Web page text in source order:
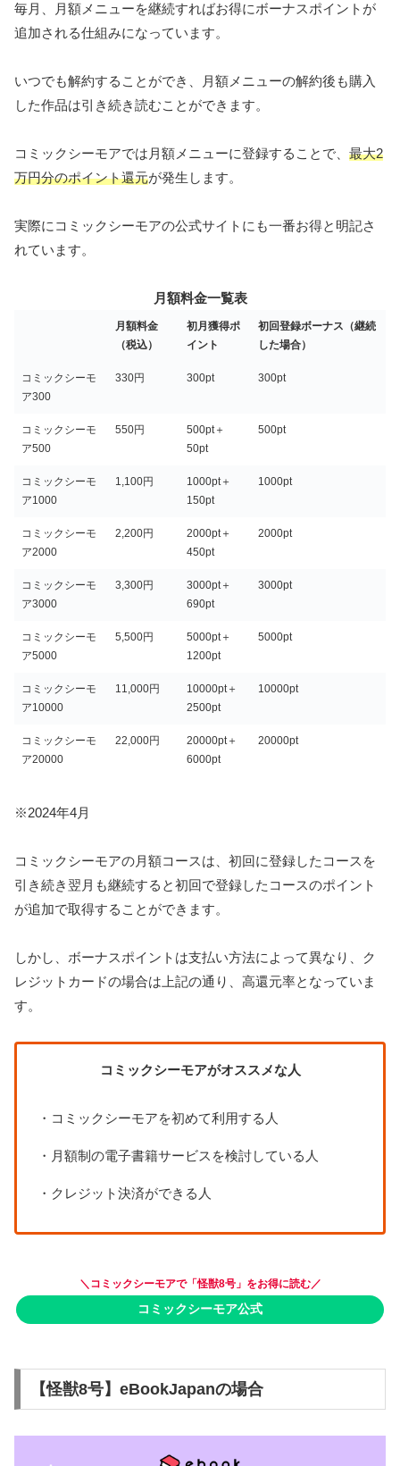
毎月、月額メニューを継続すればお得にボーナスポイントが
追加される仕組みになっています。
いつでも解約することができ、月額メニューの解約後も購入
した作品は引き続き読むことができます。
コミックシーモアでは月額メニューに登録することで、 最大2
万円分のポイント還元が発生します。
実際にコミックシーモアの公式サイトにも一番お得と明記さ
れています。
月額料金一覧表
月額料金
（税込）
初月獲得ポ
イント
初回登録ボーナス（継続
した場合）
コミックシーモ
ア300
330円 300pt 300pt
コミックシーモ
ア500
550円
500pt＋
50pt
500pt
コミックシーモ
ア1000
1,100円
1000pt＋
150pt
1000pt
コミックシーモ
ア2000
2,200円
2000pt＋
450pt
2000pt
コミックシーモ
ア3000
3,300円
3000pt＋
690pt
3000pt
コミックシーモ
ア5000
5,500円
5000pt＋
1200pt
5000pt
コミックシーモ
ア10000
11,000円
10000pt＋
2500pt
10000pt
コミックシーモ
ア20000
22,000円
20000pt＋
6000pt
20000pt
※2024年4月
コミックシーモアの月額コースは、初回に登録したコースを
引き続き翌月も継続すると初回で登録したコースのポイント
が追加で取得することができます。
しかし、ボーナスポイントは支払い方法によって異なり、ク
レジットカードの場合は上記の通り、高還元率となっていま
す。
コミックシーモアがオススメな人
・コミックシーモアを初めて利用する人
・月額制の電子書籍サービスを検討している人
・クレジット決済ができる人
＼コミックシーモアで「怪獣8号」をお得に読む／
コミックシーモア公式
【怪獣8号】eBookJapanの場合